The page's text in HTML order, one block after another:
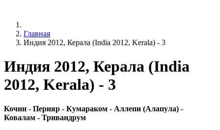
Главная
Индия 2012, Керала (India 2012, Kerala) - 3
Индия 2012, Керала (India
2012, Kerala) - 3
Кочин - Перияр - Кумараком - Аллепи (Алапула) -
Ковалам - Тривандрум